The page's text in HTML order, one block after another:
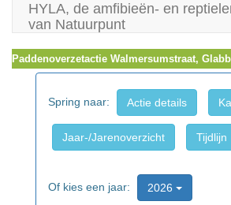
HYLA, de amfibieën- en
van Natuurpunt
Paddenoverzetactie Walmersumstraat,
Spring naar: Actie details
Jaar-/Jarenoverzicht Tijdlijn
Of kies een jaar: 2026